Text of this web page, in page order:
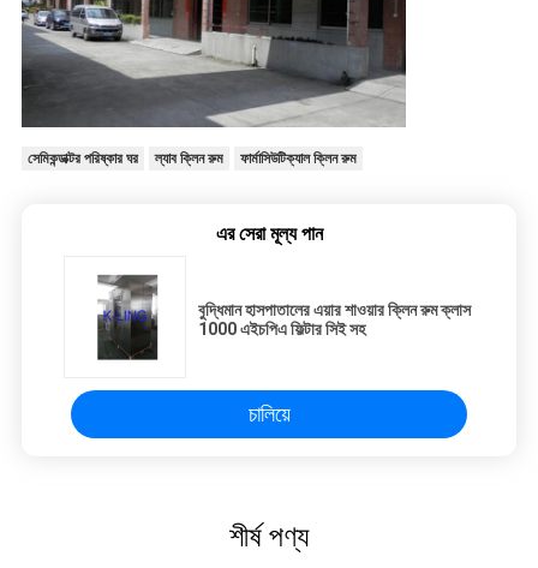
সেমিকন্ডাক্টর পরিষ্কার ঘর ল্যাব ক্লিন রুম ফার্মাসিউটিক্যাল ক্লিন রুম
এর সেরা মূল্য পান
বুদ্ধিমান হাসপাতালের এয়ার শাওয়ার ক্লিন রুম ক্লাস
1000 এইচপিএ ফিল্টার সিই সহ
চালিয়ে
শীর্ষ পণ্য